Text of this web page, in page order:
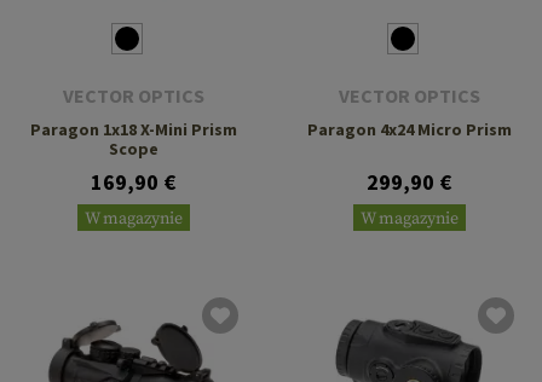
VECTOR OPTICS
Paragon 1x18 X-Mini Prism
Scope
169,90 €
W magazynie
VECTOR OPTICS
Paragon 4x24 Micro Prism
299,90 €
W magazynie